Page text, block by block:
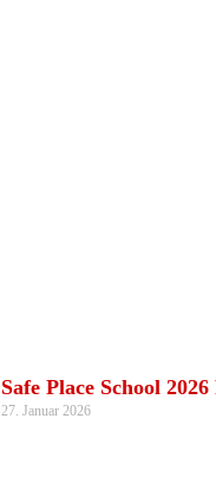
Safe Place School
27. Januar 2026